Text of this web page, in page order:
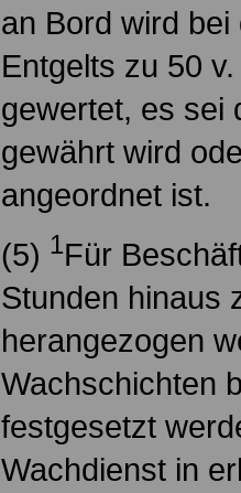
an Bord wird
Entgelts zu 50
gewertet, es sei
gewährt wird
angeordnet ist.
(5) 1Für
Stunden hinaus
herangezogen
Wachschichten
festgesetzt
Wachdienst in